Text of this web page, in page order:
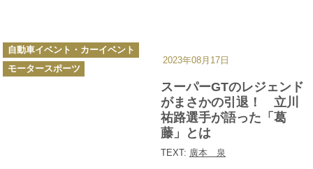
スーパーGTのレジェンド
がまさかの引退！ 立川
祐路選手が語った「葛
藤」とは
TEXT: 廣本 泉
カ
テ
ゴ
リ
ー
自動車イベント・カーイベント
モータースポーツ
2023年08月17日